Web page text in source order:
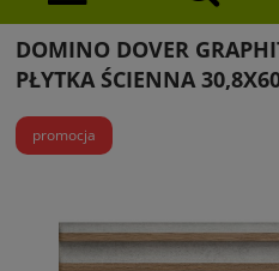
DOMINO DOVER
PŁYTKA ŚCIENNA
promocja